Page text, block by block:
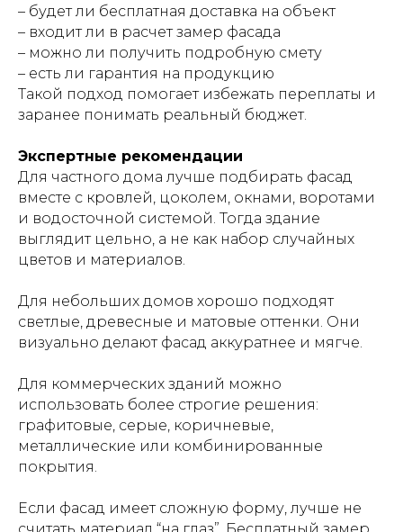
– будет ли бесплатная доставка на объект
– входит ли в расчет замер фасада
– можно ли получить подробную смету
– есть ли гарантия на продукцию
Такой подход помогает избежать переплаты и
заранее понимать реальный бюджет.
Экспертные рекомендации
Для частного дома лучше подбирать фасад
вместе с кровлей, цоколем, окнами, воротами
и водосточной системой. Тогда здание
выглядит цельно, а не как набор случайных
цветов и материалов.
Для небольших домов хорошо подходят
светлые, древесные и матовые оттенки. Они
визуально делают фасад аккуратнее и мягче.
Для коммерческих зданий можно
использовать более строгие решения:
графитовые, серые, коричневые,
металлические или комбинированные
покрытия.
Если фасад имеет сложную форму, лучше не